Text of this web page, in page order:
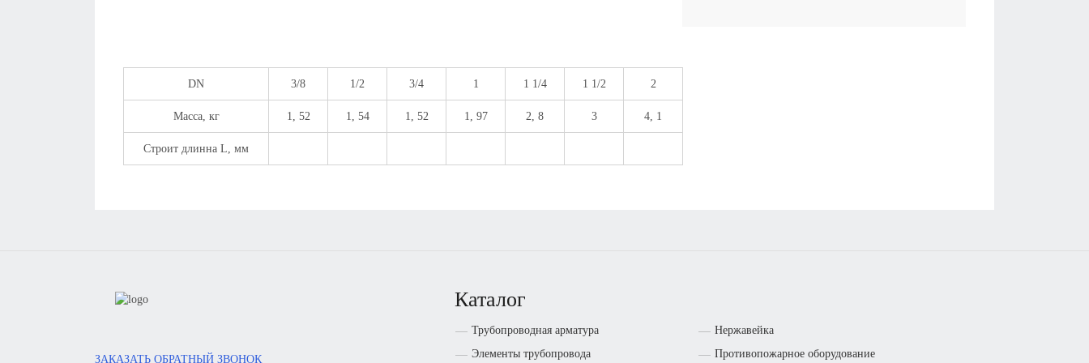
DN 3/8 1/2 3/4 1 1 1/4 1 1/2 2
Масса, кг 1, 52 1, 54 1, 52 1, 97 2, 8 3 4, 1
Строит длинна L, мм
ЗАКАЗАТЬ ОБРАТНЫЙ ЗВОНОК
Каталог
Трубопроводная арматура
Нержавейка
Элементы трубопровода
Противопожарное оборудование